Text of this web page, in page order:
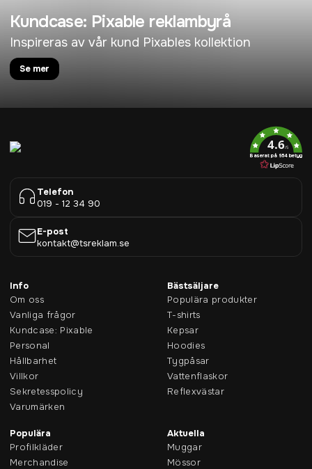
Kundcase: Pixable reklambyrå
Inspireras av vår kund Pixables kollektion
Se mer
4.6/5
Baserat på 954 betyg
Telefon
019 - 12 34 90
E-post
kontakt@tsreklam.se
Info
Om oss
Vanliga frågor
Kundcase: Pixable
Personal
Hållbarhet
Villkor
Sekretesspolicy
Varumärken
Bästsäljare
Populära produkter
T-shirts
Kepsar
Hoodies
Tygpåsar
Vattenflaskor
Reflexvästar
Populära
Profilkläder
Merchandise
Aktuella
Muggar
Mössor